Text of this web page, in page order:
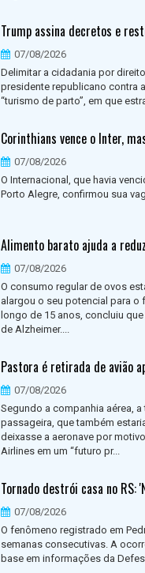
Trump assina decretos e
07/08/2026
Delimitar a cidadania por
presidente republicano contra
“turismo de parto”, em que
Corinthians vence o Inter,
07/08/2026
O Internacional, que havia
Porto Alegre, confirmou sua
Alimento barato ajuda a
07/08/2026
O consumo regular de ovos
alargou o seu potencial para
longo de 15 anos, concluiu
de Alzheimer....
Pastora é retirada de avião
07/08/2026
Segundo a companhia aérea,
passageira, que também
deixasse a aeronave por
Airlines em um “futuro pr...
Tornado destrói casa no RS:
07/08/2026
O fenômeno registrado em
semanas consecutivas. A
base em informações da